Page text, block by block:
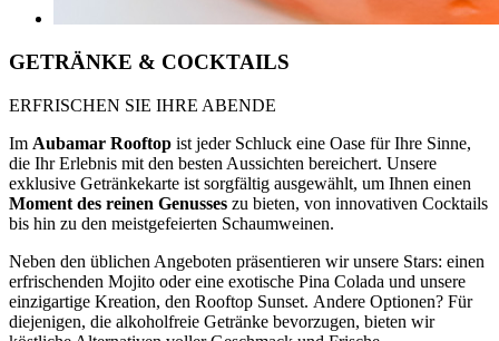
GETRÄNKE & COCKTAILS
ERFRISCHEN SIE IHRE ABENDE
Im Aubamar Rooftop ist jeder Schluck eine Oase für Ihre Sinne,
die Ihr Erlebnis mit den besten Aussichten bereichert. Unsere
exklusive Getränkekarte ist sorgfältig ausgewählt, um Ihnen einen
Moment des reinen Genusses zu bieten, von innovativen Cocktails
bis hin zu den meistgefeierten Schaumweinen.
Neben den üblichen Angeboten präsentieren wir unsere Stars: einen
erfrischenden Mojito oder eine exotische Pina Colada und unsere
einzigartige Kreation, den Rooftop Sunset. Andere Optionen? Für
diejenigen, die alkoholfreie Getränke bevorzugen, bieten wir